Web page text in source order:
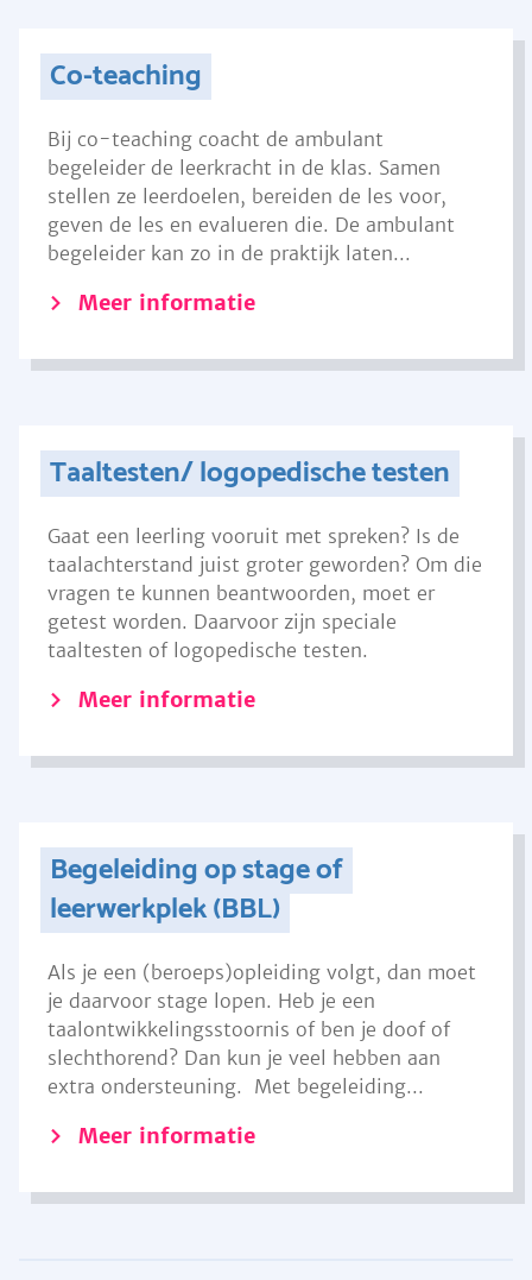
Co-teaching
Bij co-teaching coacht de ambulant
begeleider de leerkracht in de klas. Samen
stellen ze leerdoelen, bereiden de les voor,
geven de les en evalueren die. De ambulant
begeleider kan zo in de praktijk laten...
Meer informatie
Taaltesten/ logopedische testen
Gaat een leerling vooruit met spreken? Is de
taalachterstand juist groter geworden? Om die
vragen te kunnen beantwoorden, moet er
getest worden. Daarvoor zijn speciale
taaltesten of logopedische testen.
Meer informatie
Begeleiding op stage of
leerwerkplek (BBL)
Als je een (beroeps)opleiding volgt, dan moet
je daarvoor stage lopen. Heb je een
taalontwikkelingsstoornis of ben je doof of
slechthorend? Dan kun je veel hebben aan
extra ondersteuning. Met begeleiding...
Meer informatie